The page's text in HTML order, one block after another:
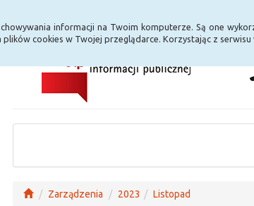
informacji na Twoim komputerze. Są one
cookies w Twojej przeglądarce. Korzystając z
Zarządzenia 2023 Listopad